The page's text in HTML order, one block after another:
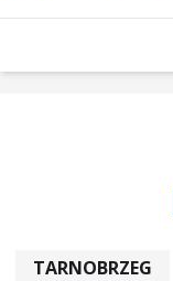
TARNOBRZEG